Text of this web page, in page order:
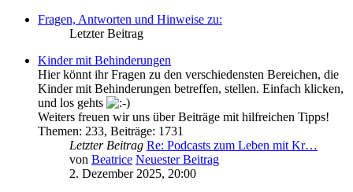
Fragen, Antworten und Hinweise zu:
Letzter Beitrag
Kinder mit Behinderungen
Hier könnt ihr Fragen zu den verschiedensten Bereichen, die
Kinder mit Behinderungen betreffen, stellen. Einfach klicken,
und los gehts
Weiters freuen wir uns über Beiträge mit hilfreichen Tipps!
Themen: 233, Beiträge: 1731
Letzter Beitrag Re: Podcasts zum Leben mit Kr…
von Beatrice Neuester Beitrag
2. Dezember 2025, 20:00